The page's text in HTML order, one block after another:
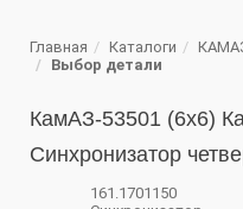
Главная Каталоги
Выбор детали
КамАЗ-53501 (6х6)
Синхронизатор
161.1701150